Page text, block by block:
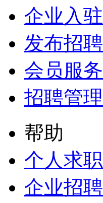
企业入驻
发布招聘
会员服务
招聘管理
帮助
个人求职
企业招聘